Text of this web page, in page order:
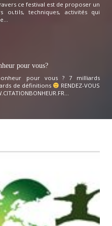
ce festival est de proposer un
outils, techniques, activités qui
pour vous?
pour vous ? 7 milliards
de définitions
RENDEZ-VOUS